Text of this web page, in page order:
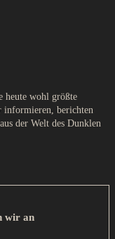
heute wohl größte
informieren, berichten
der Welt des Dunklen
wir an